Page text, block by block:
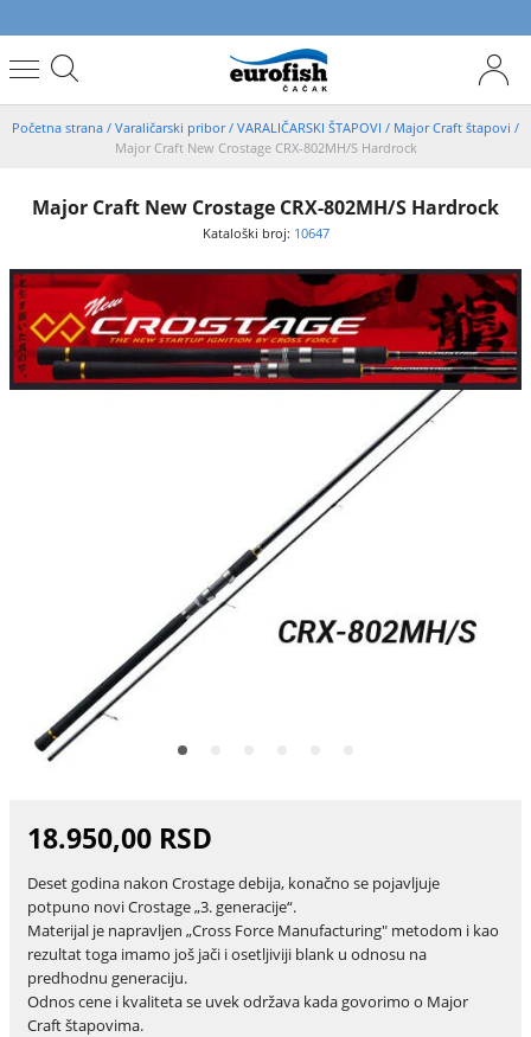
Početna strana / Varaličarski pribor/ VARALIČARSKI ŠTAPOVI / Major Craft štapovi /
Major Craft New Crostage CRX-802MH/S Hardrock
Major Craft New Crostage CRX-802MH/S Hardrock
Kataloški broj: 10647
18.950,00 RSD
Deset godina nakon Crostage debija, konačno se pojavljuje
potpuno novi Crostage „3. generacije“.
Materijal je napravljen „Cross Force Manufacturing" metodom i kao
rezultat toga imamo još jači i osetljiviji blank u odnosu na
predhodnu generaciju.
Odnos cene i kvaliteta se uvek održava kada govorimo o Major
Craft štapovima.